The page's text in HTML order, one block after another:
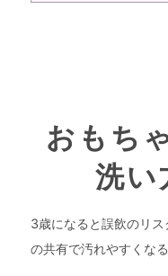
おもち
洗い
3歳になると誤飲のリ
の共有で汚れやすくな